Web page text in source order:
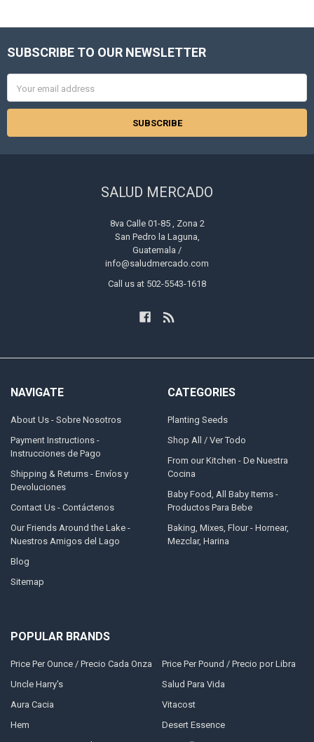
Footer
SUBSCRIBE TO OUR NEWSLETTER
Address
SALUD MERCADO
8va Calle 01-85 , Zona 2
San Pedro la Laguna,
Guatemala /
info@saludmercado.com
Call us at 502-5543-1618
NAVIGATE
About Us - Sobre Nosotros
Payment Instructions -
Instrucciones de Pago
Shipping & Returns - Envíos y
Devoluciones
Contact Us - Contáctenos
Our Friends Around the Lake -
Nuestros Amigos del Lago
Blog
Sitemap
CATEGORIES
Planting Seeds
Shop All / Ver Todo
From our Kitchen - De Nuestra
Cocina
Baby Food, All Baby Items -
Productos Para Bebe
Baking, Mixes, Flour - Hornear,
Mezclar, Harina
POPULAR BRANDS
Price Per Ounce / Precio Cada Onza
Uncle Harry's
Aura Cacia
Hem
Price Per Pound / Precio por Libra
Salud Para Vida
Vitacost
Desert Essence